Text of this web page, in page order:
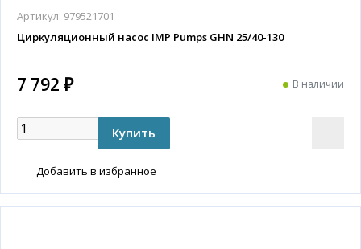
Артикул: 979521701
Циркуляционный насос IMP Pumps GHN 25/40-130
7 792 ₽ В наличии
Добавить в избранное